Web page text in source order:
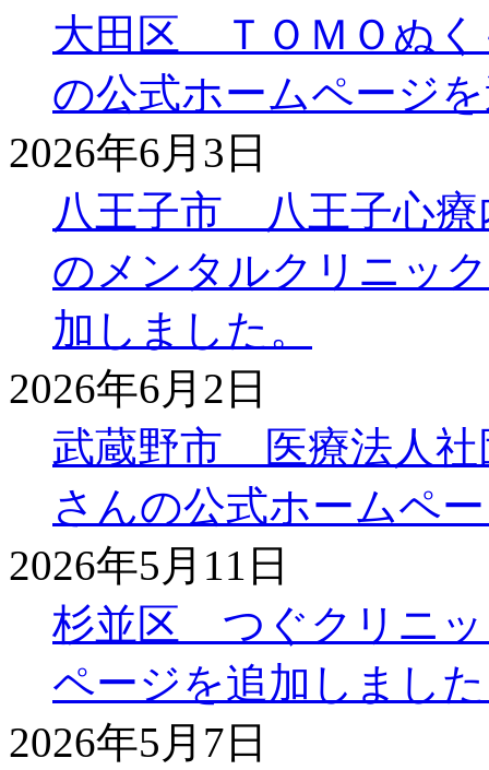
大田区 ＴＯＭＯぬく
の公式ホームページ
2026年6月3日
八王子市 八王子心療
のメンタルクリニッ
加しました。
2026年6月2日
武蔵野市 医療法人
さんの公式ホームペ
2026年5月11日
杉並区 つぐクリニッ
ページを追加しまし
2026年5月7日